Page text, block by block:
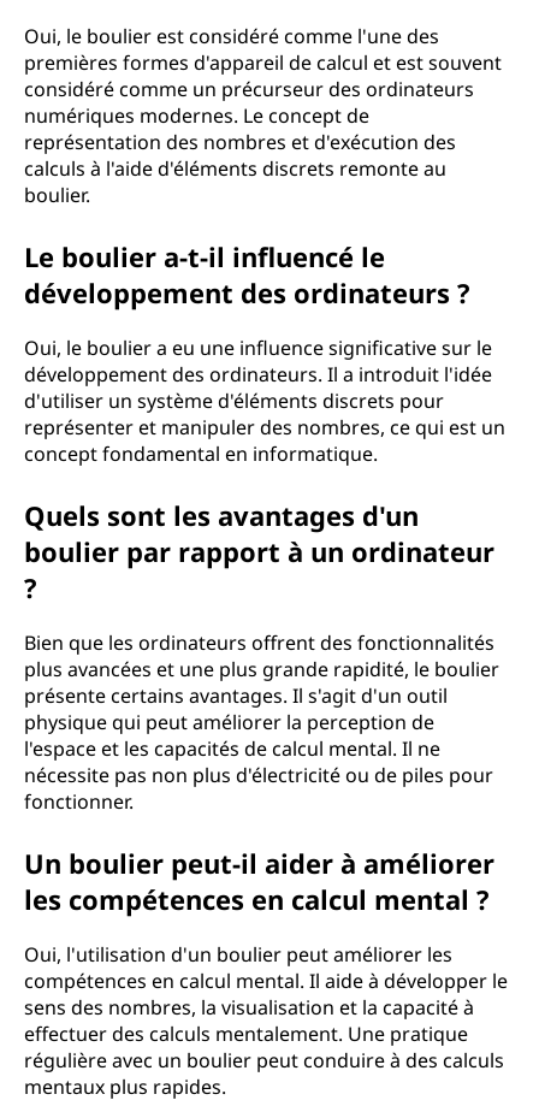
Oui, le boulier est considéré comme l'une des
premières formes d'appareil de calcul et est souvent
considéré comme un précurseur des ordinateurs
numériques modernes. Le concept de
représentation des nombres et d'exécution des
calculs à l'aide d'éléments discrets remonte au
boulier.
Le boulier a-t-il influencé le
développement des ordinateurs ?
Oui, le boulier a eu une influence significative sur le
développement des ordinateurs. Il a introduit l'idée
d'utiliser un système d'éléments discrets pour
représenter et manipuler des nombres, ce qui est un
concept fondamental en informatique.
Quels sont les avantages d'un
boulier par rapport à un ordinateur
?
Bien que les ordinateurs offrent des fonctionnalités
plus avancées et une plus grande rapidité, le boulier
présente certains avantages. Il s'agit d'un outil
physique qui peut améliorer la perception de
l'espace et les capacités de calcul mental. Il ne
nécessite pas non plus d'électricité ou de piles pour
fonctionner.
Un boulier peut-il aider à améliorer
les compétences en calcul mental ?
Oui, l'utilisation d'un boulier peut améliorer les
compétences en calcul mental. Il aide à développer le
sens des nombres, la visualisation et la capacité à
effectuer des calculs mentalement. Une pratique
régulière avec un boulier peut conduire à des calculs
mentaux plus rapides.